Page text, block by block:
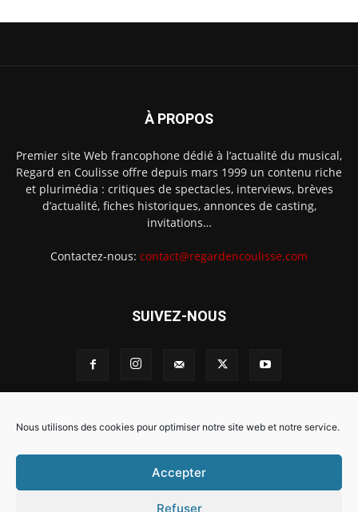
Nous utilisons des cookies pour optimiser notre site web et notre service.
Accepter
Refuser
À PROPOS
Premier site Web francophone dédié à l’actualité du musical,
Regard en Coulisse offre depuis mars 1999 un contenu riche
et plurimédia : critiques de spectacles, interviews, brèves
d’actualité, fiches historiques, annonces de casting,
invitations…
Contactez-nous: contact@regardencoulisse.com
SUIVEZ-NOUS
Intégration Ghislain Fayard
Mentions légales